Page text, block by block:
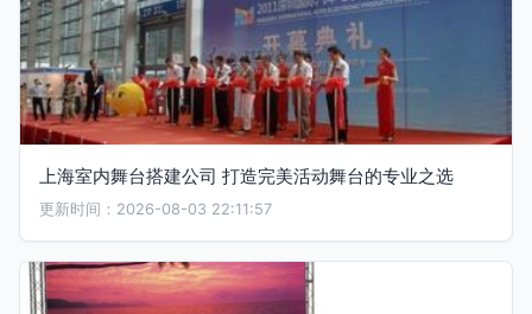
上海室内舞台搭建公司 打造完美活动舞台的专业之选
更新时间：2026-08-03 22:11:57